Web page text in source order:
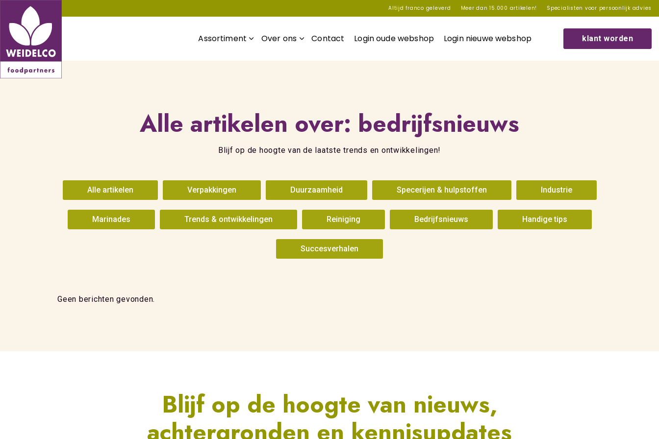
Altijd franco geleverd Meer dan 15.000 artikelen! Specialisten voor persoonlijk advies
Assortiment Over ons Contact Login oude webshop Login nieuwe webshop klant worden
Alle artikelen over: bedrijfsnieuws
Blijf op de hoogte van de laatste trends en ontwikkelingen!
Alle artikelen Verpakkingen Duurzaamheid Specerijen & hulpstoffen Industrie
Marinades Trends & ontwikkelingen Reiniging Bedrijfsnieuws Handige tips
Succesverhalen
Geen berichten gevonden.
Blijf op de hoogte van nieuws,
achtergronden en kennisupdates